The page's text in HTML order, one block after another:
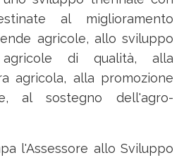
al miglioramento
agricole, allo sviluppo
di qualità, alla
agricola, alla promozione
al sostegno dell'agro-
l'Assessore allo Sviluppo